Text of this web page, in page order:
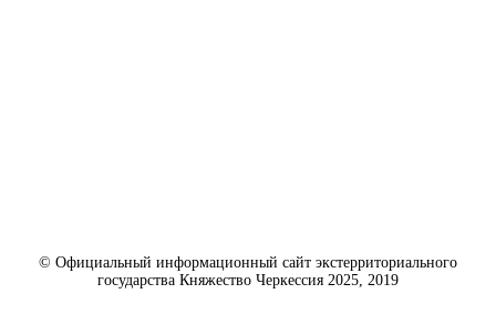
© Официальный информационный сайт экстерриториального
государства Княжество Черкессия 2025, 2019